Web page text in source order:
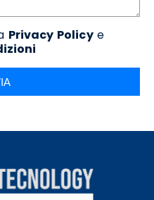
Privacy Policye